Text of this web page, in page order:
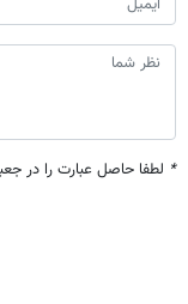
* لطفا حاصل عبارت را در